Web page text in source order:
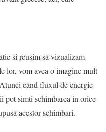
si reusim sa vizualizam
lor, vom avea o imagine mult
cand fluxul de energie
pot simti schimbarea in orice
acestor schimbari.